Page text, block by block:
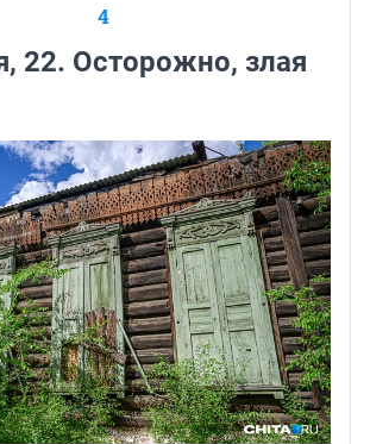
4
22. Осторожно, злая